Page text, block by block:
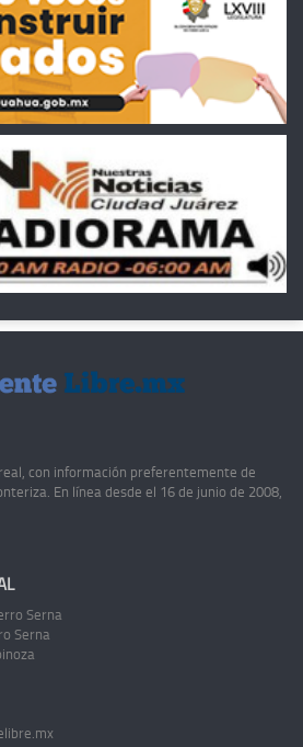
con información preferentemente de
En línea desde el 16 de junio de 2008,
Serna
Serna